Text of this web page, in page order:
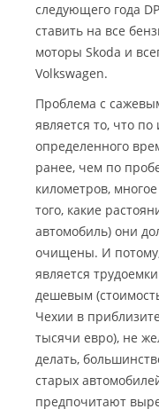
следующего года
ставить на все
моторы Skoda и
Volkswagen.
Проблема с
является то, что
определенного
ранее, чем по
километров,
того, какие
автомобиль) они
очищены. И
является
дешевым
Чехии в
тысячи евро), не
делать,
старых
предпочитают